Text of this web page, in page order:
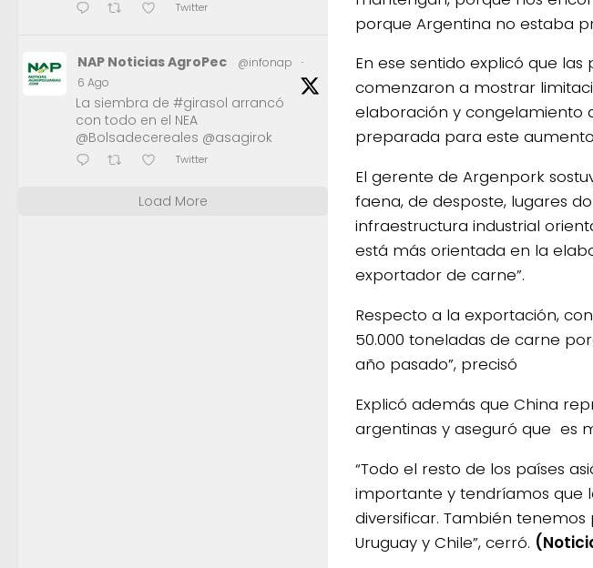
porque Argentina no estaba
En ese sentido explicó que
comenzaron a mostrar
elaboración y congelamiento
preparada para este
El gerente de Argenpork
faena, de desposte, lugares
infraestructura industrial
está más orientada en la
exportador de carne”.
Respecto a la exportación,
50.000 toneladas de carne
año pasado”, precisó
Explicó además que China
argentinas y aseguró que es
“Todo el resto de los países
importante y tendríamos que
diversificar. También
Uruguay y Chile”, cerró.
Twitter
NAP Noticias AgroPec @infonap
·
6 Ago
La siembra de #girasol arrancó
con todo en el NEA
@Bolsadecereales @asagirok
Twitter
Load More